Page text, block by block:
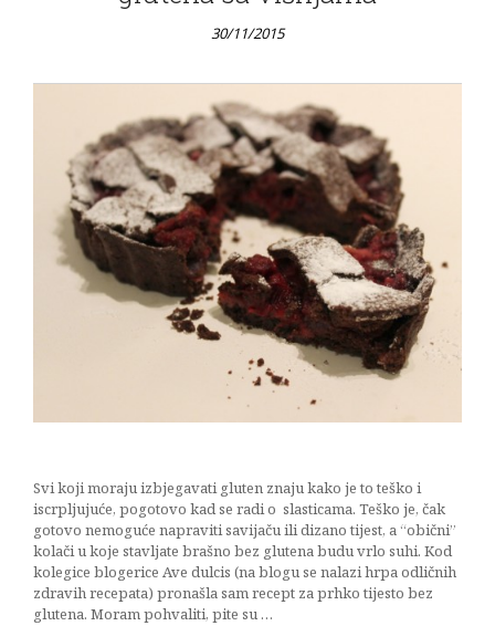
30/11/2015
Svi koji moraju izbjegavati gluten znaju kako je to teško i
iscrpljujuće, pogotovo kad se radi o slasticama. Teško je, čak
gotovo nemoguće napraviti savijaču ili dizano tijest, a “obični”
kolači u koje stavljate brašno bez glutena budu vrlo suhi. Kod
kolegice blogerice Ave dulcis (na blogu se nalazi hrpa odličnih
zdravih recepata) pronašla sam recept za prhko tijesto bez
glutena. Moram pohvaliti, pite su …